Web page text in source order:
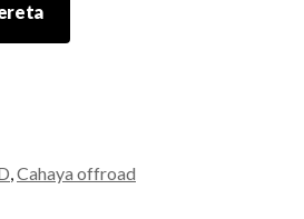
,Cahaya offroad